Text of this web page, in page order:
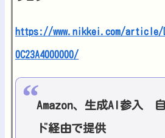
https://www.nikkei.com/article/
0C23A4000000/
Amazon、生成AI参入
ド経由で提供